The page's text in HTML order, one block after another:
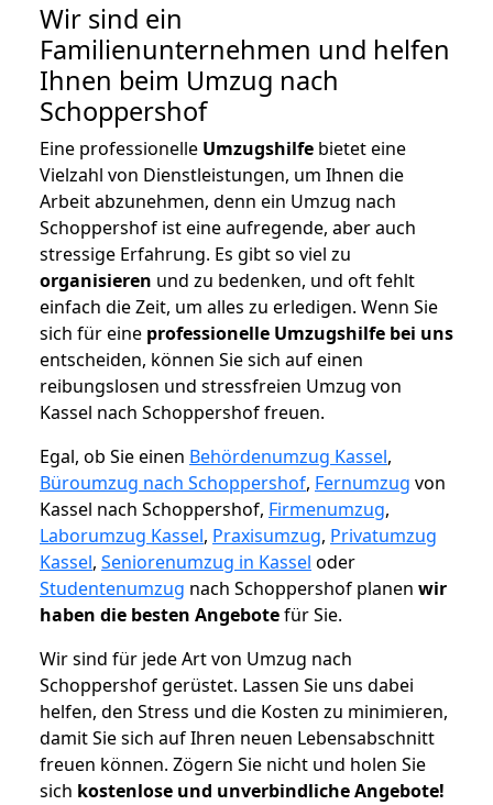
Wir sind ein
Familienunternehmen und helfen
Ihnen beim Umzug nach
Schoppershof
Eine professionelle Umzugshilfe bietet eine
Vielzahl von Dienstleistungen, um Ihnen die
Arbeit abzunehmen, denn ein Umzug nach
Schoppershof ist eine aufregende, aber auch
stressige Erfahrung. Es gibt so viel zu
organisieren und zu bedenken, und oft fehlt
einfach die Zeit, um alles zu erledigen. Wenn Sie
sich für eine professionelle Umzugshilfe bei uns
entscheiden, können Sie sich auf einen
reibungslosen und stressfreien Umzug von
Kassel nach Schoppershof freuen.
Egal, ob Sie einen Behördenumzug Kassel,
Büroumzug nach Schoppershof, Fernumzug von
Kassel nach Schoppershof, Firmenumzug,
Laborumzug Kassel, Praxisumzug, Privatumzug
Kassel, Seniorenumzug in Kassel oder
Studentenumzug nach Schoppershof planen wir
haben die besten Angebotefür Sie.
Wir sind für jede Art von Umzug nach
Schoppershof gerüstet. Lassen Sie uns dabei
helfen, den Stress und die Kosten zu minimieren,
damit Sie sich auf Ihren neuen Lebensabschnitt
freuen können. Zögern Sie nicht und holen Sie
sich kostenlose und unverbindliche Angebote!